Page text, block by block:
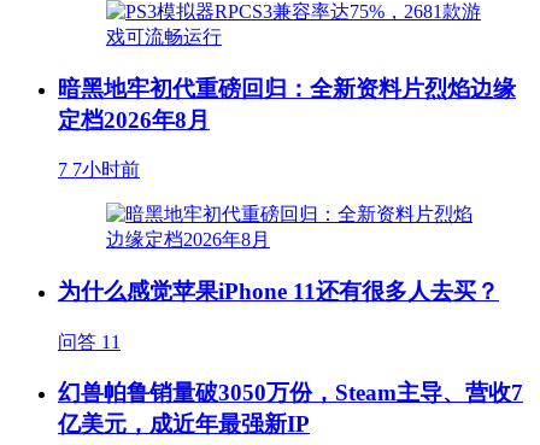
暗黑地牢初代重磅回归：全新资料片烈焰边缘
定档2026年8月
7 7小时前
为什么感觉苹果iPhone 11还有很多人去买？
问答 11
幻兽帕鲁销量破3050万份，Steam主导、营收7
亿美元，成近年最强新IP